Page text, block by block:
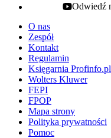
youtube -
Odwiedź
O nas
Zespół
Kontakt
Regulamin
Księgarnia Profinfo.pl
Wolters Kluwer
FEPI
FPOP
Mapa strony
Polityka prywatności
Pomoc